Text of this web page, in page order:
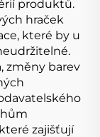
produktů.
hraček
které by u
změny barev
zajišťují